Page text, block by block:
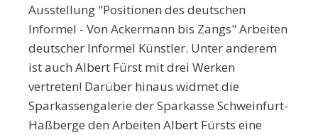
Ausstellung "Positionen des deutschen
Informel - Von Ackermann bis Zangs" Arbeiten
deutscher Informel Künstler. Unter anderem
ist auch Albert Fürst mit drei Werken
vertreten! Darüber hinaus widmet die
Sparkassengalerie der Sparkasse Schweinfurt-
Haßberge den Arbeiten Albert Fürsts eine